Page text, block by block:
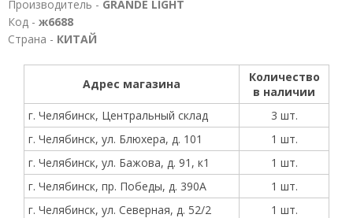
Производитель - GRANDE LIGHT
Код - ж6688
Страна - КИТАЙ
Адрес магазина
Количество
в наличии
г. Челябинск, Центральный склад
3 шт.
г. Челябинск, ул. Блюхера, д. 101
1 шт.
г. Челябинск, ул. Бажова, д. 91, к1
1 шт.
г. Челябинск, пр. Победы, д. 390А
1 шт.
г. Челябинск, ул. Северная, д. 52/2
1 шт.